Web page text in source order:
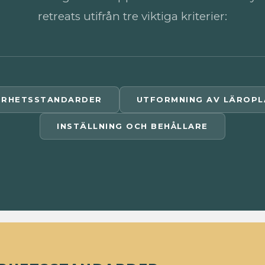
retreats utifrån tre viktiga kriterier:
UTFORMNING AV
INSTÄLLNING OCH BEHÅLLARE